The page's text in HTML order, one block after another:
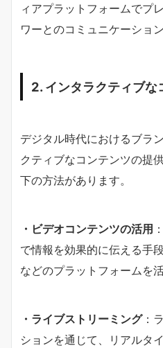
ィアプラットフォームでプ
ワーとのコミュニケーショ
2. インタラクティブな
デジタル時代におけるブラ
クティブなコンテンツの提
下の方法があります。
・ビデオコンテンツの活用
で情報を効果的に伝える手
などのプラットフォームを
・ライブストリーミング：
ションを通じて、リアルタ